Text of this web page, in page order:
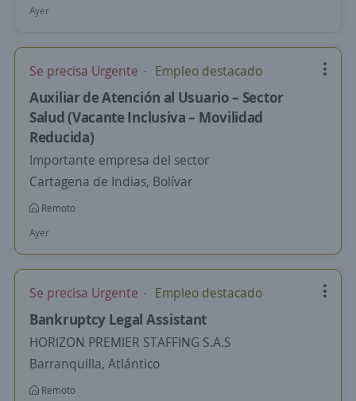
Ayer
Se precisa Urgente Empleo destacado
Auxiliar de Atención al Usuario – Sector
Salud (Vacante Inclusiva – Movilidad
Reducida)
Importante empresa del sector
Cartagena de Indias, Bolívar
Remoto
Ayer
Se precisa Urgente Empleo destacado
Bankruptcy Legal Assistant
HORIZON PREMIER STAFFING S.A.S
Barranquilla, Atlántico
Remoto